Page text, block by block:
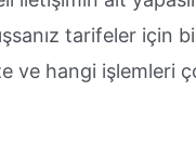
tarifeler için
hangi işlemleri